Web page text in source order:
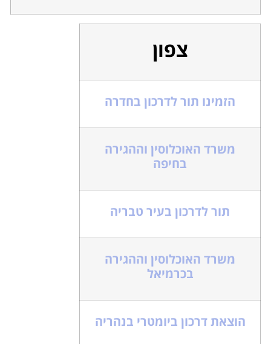
צפון
הזמינו תור לדרכון בחדרה
משרד האוכלוסין וההגירה
בחיפה
תור לדרכון בעיר טבריה
משרד האוכלוסין וההגירה
בכרמיאל
הוצאת דרכון ביומטרי בנהריה